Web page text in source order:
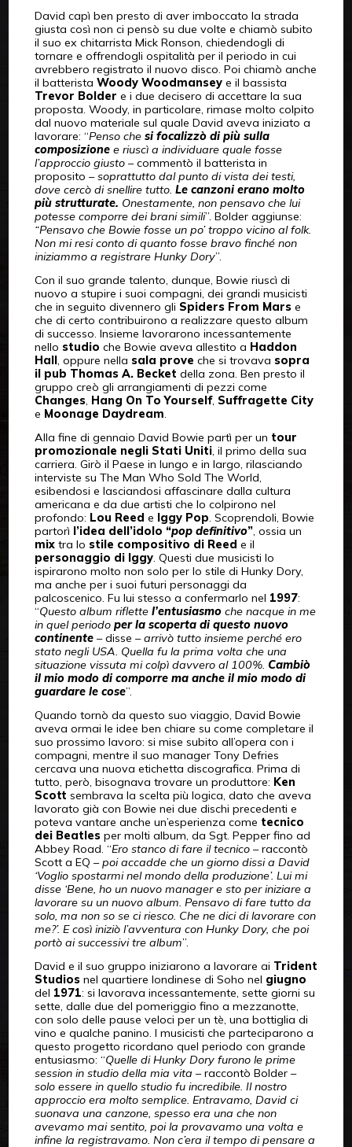
David capì ben presto di aver imboccato la strada
giusta così non ci pensò su due volte e chiamò subito
il suo ex chitarrista Mick Ronson, chiedendogli di
tornare e offrendogli ospitalità per il periodo in cui
avrebbero registrato il nuovo disco. Poi chiamò anche
il batterista Woody Woodmanseye il bassista
Trevor Bolder e i due decisero di accettare la sua
proposta. Woody, in particolare, rimase molto colpito
dal nuovo materiale sul quale David aveva iniziato a
lavorare: “Penso che si focalizzò di più sulla
composizionee riuscì a individuare quale fosse
l’approccio giusto– commentò il batterista in
proposito –soprattutto dal punto di vista dei testi,
dove cercò di snellire tutto. Le canzoni erano molto
più strutturate. Onestamente, non pensavo che lui
potesse comporre dei brani simili”. Bolder aggiunse:
“Pensavo che Bowie fosse un po’ troppo vicino al folk.
Non mi resi conto di quanto fosse bravo finché non
iniziammo a registrare Hunky Dory”.
Con il suo grande talento, dunque, Bowie riuscì di
nuovo a stupire i suoi compagni, dei grandi musicisti
che in seguito divennero gli Spiders From Marse
che di certo contribuirono a realizzare questo album
di successo. Insieme lavorarono incessantemente
nello studio che Bowie aveva allestito a Haddon
Hall, oppure nella sala prove che si trovava sopra
il pub Thomas A. Becket della zona. Ben presto il
gruppo creò gli arrangiamenti di pezzi come
Changes, Hang On To Yourself, Suffragette City
e Moonage Daydream.
Alla fine di gennaio David Bowie partì per un tour
promozionale negli Stati Uniti, il primo della sua
carriera. Girò il Paese in lungo e in largo, rilasciando
interviste su The Man Who Sold The World,
esibendosi e lasciandosi affascinare dalla cultura
americana e da due artisti che lo colpirono nel
profondo: Lou Reed e Iggy Pop. Scoprendoli, Bowie
partorì l’idea dell’idolo “pop definitivo”, ossia un
mixtra lo stile compositivo di Reed e il
personaggio di Iggy. Questi due musicisti lo
ispirarono molto non solo per lo stile di Hunky Dory,
ma anche per i suoi futuri personaggi da
palcoscenico. Fu lui stesso a confermarlo nel 1997:
“Questo album riflette l’entusiasmoche nacque in me
in quel periodo per la scoperta di questo nuovo
continente– disse –arrivò tutto insieme perché ero
stato negli USA. Quella fu la prima volta che una
situazione vissuta mi colpì davvero al 100%. Cambiò
il mio modo di comporre ma anche il mio modo di
guardare le cose”.
Quando tornò da questo suo viaggio, David Bowie
aveva ormai le idee ben chiare su come completare il
suo prossimo lavoro: si mise subito all’opera con i
compagni, mentre il suo manager Tony Defries
cercava una nuova etichetta discografica. Prima di
tutto, però, bisognava trovare un produttore: Ken
Scott sembrava la scelta più logica, dato che aveva
lavorato già con Bowie nei due dischi precedenti e
poteva vantare anche un’esperienza come tecnico
dei Beatlesper molti album, da Sgt. Pepper fino ad
Abbey Road. “Ero stanco di fare il tecnico– raccontò
Scott a EQ –poi accadde che un giorno dissi a David
‘Voglio spostarmi nel mondo della produzione’. Lui mi
disse ‘Bene, ho un nuovo manager e sto per iniziare a
lavorare su un nuovo album. Pensavo di fare tutto da
solo, ma non so se ci riesco. Che ne dici di lavorare con
me?’. E così iniziò l’avventura con Hunky Dory, che poi
portò ai successivi tre album”.
David e il suo gruppo iniziarono a lavorare ai Trident
Studiosnel quartiere londinese di Soho nel giugno
del 1971: si lavorava incessantemente, sette giorni su
sette, dalle due del pomeriggio fino a mezzanotte,
con solo delle pause veloci per un tè, una bottiglia di
vino e qualche panino. I musicisti che parteciparono a
questo progetto ricordano quel periodo con grande
entusiasmo: “Quelle di Hunky Dory furono le prime
session in studio della mia vita – raccontò Bolder –
solo essere in quello studio fu incredibile. Il nostro
approccio era molto semplice. Entravamo, David ci
suonava una canzone, spesso era una che non
avevamo mai sentito, poi la provavamo una volta e
infine la registravamo. Non c’era il tempo di pensare a